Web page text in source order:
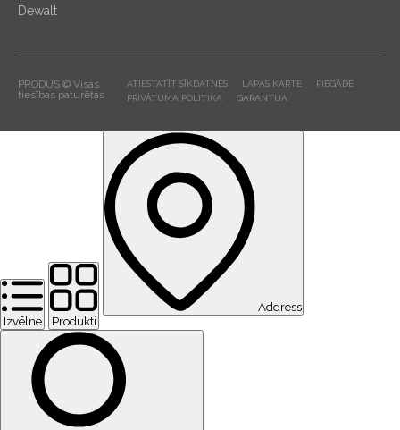
Dewalt
PRODUS © Visas
tiesības paturētas
ATIESTATĪT SĪKDATNES LAPAS KARTE
PIEGĀDE
PRIVĀTUMA POLITIKA
GARANTIJA
Izvēlne Produkti
Address